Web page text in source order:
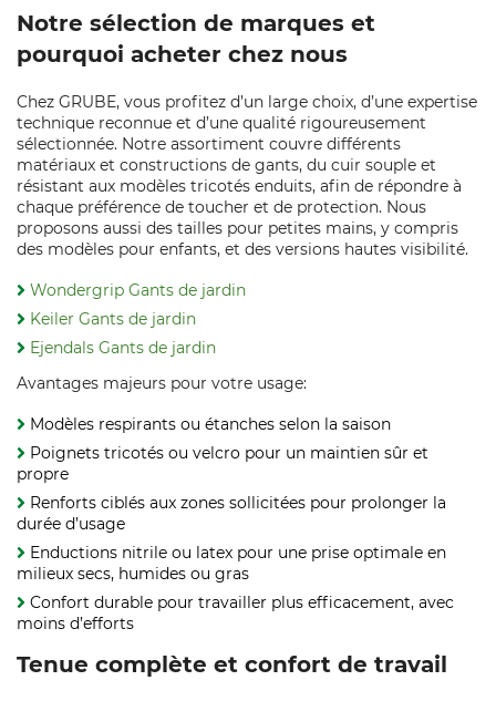
Notre sélection de marques et
pourquoi acheter chez nous
Chez GRUBE, vous profitez d’un large choix, d’une expertise
technique reconnue et d’une qualité rigoureusement
sélectionnée. Notre assortiment couvre différents
matériaux et constructions de gants, du cuir souple et
résistant aux modèles tricotés enduits, afin de répondre à
chaque préférence de toucher et de protection. Nous
proposons aussi des tailles pour petites mains, y compris
des modèles pour enfants, et des versions hautes visibilité.
Wondergrip Gants de jardin
Keiler Gants de jardin
Ejendals Gants de jardin
Avantages majeurs pour votre usage:
Modèles respirants ou étanches selon la saison
Poignets tricotés ou velcro pour un maintien sûr et
propre
Renforts ciblés aux zones sollicitées pour prolonger la
durée d’usage
Enductions nitrile ou latex pour une prise optimale en
milieux secs, humides ou gras
Confort durable pour travailler plus efficacement, avec
moins d’efforts
Tenue complète et confort de travail